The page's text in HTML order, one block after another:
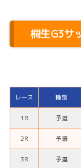
桐生G3サ
レース 種別
1R 予選
2R 予選
3R 予選